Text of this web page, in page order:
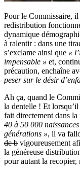
Pour le Commissaire,
redistribution
dynamique
à ralentir : dans une
s’exclame ainsi que «
impensable » et,
précaution, enchaîne
peser sur le désir
Ah ça, quand le
la dentelle ! Et
fait directement dans
40 à 50 000
générations », il va
de b vigoureusement
la généreuse
pour autant la recopier,